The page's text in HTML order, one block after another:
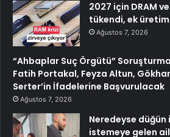
2027 için DRAM
tükendi, ek
Ağustos 7, 2026
“Ahbaplar Suç Örgütü”
Fatih Portakal, Feyza Altun,
Serter’in İfadelerine Başvurulacak
Ağustos 7, 2026
Neredeyse düğün
istemeye gelen